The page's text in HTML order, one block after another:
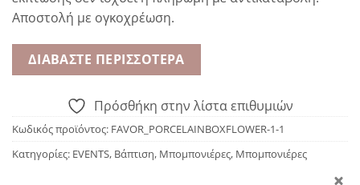
Αποστολή με ογκοχρέωση.
ΔΙΑΒΆΣΤΕ ΠΕΡΙΣΣΌΤΕΡΑ
Πρόσθήκη στην λίστα επιθυμιών
Κωδικός προϊόντος: FAVOR_PORCELAINBOXFLOWER-1-1
Κατηγορίες: EVENTS, Βάπτιση, Μπομπονιέρες, Μπομπονιέρες